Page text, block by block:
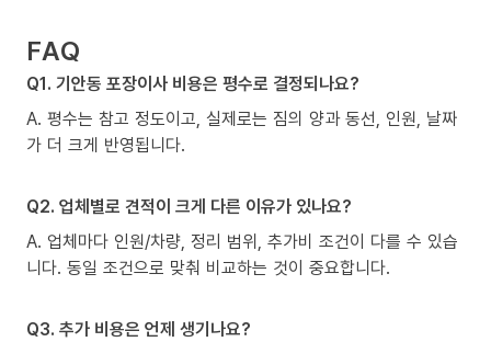
FAQ
Q1. 기안동 포장이사 비용은 평수로 결정되나요?
A. 평수는 참고 정도이고, 실제로는 짐의 양과 동선, 인원, 날짜
가 더 크게 반영됩니다.
Q2. 업체별로 견적이 크게 다른 이유가 있나요?
A. 업체마다 인원/차량, 정리 범위, 추가비 조건이 다를 수 있습
니다. 동일 조건으로 맞춰 비교하는 것이 중요합니다.
Q3. 추가 비용은 언제 생기나요?